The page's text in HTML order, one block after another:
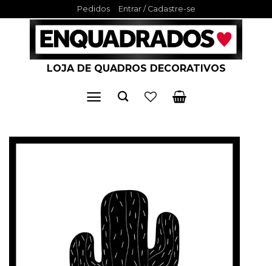
to
Pedidos Entrar / Cadastre-se
LOJA DE QUADROS DECORATIVOS